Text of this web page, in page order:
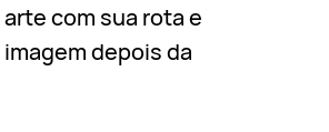
com sua rota e
depois da